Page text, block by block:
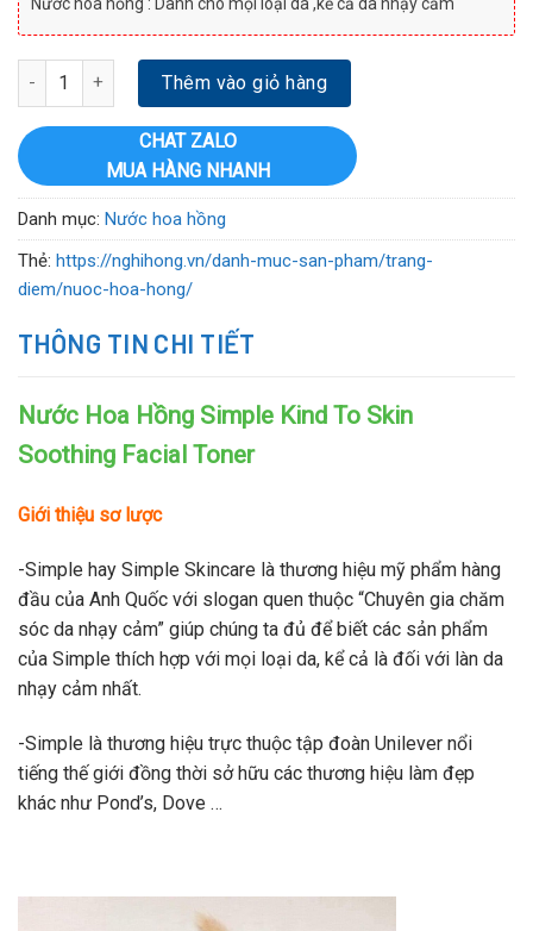
Nước Hoa Hồng Simple Kind To Skin Soothing Facial Toner 200ml
Thêm vào giỏ hàng
CHAT ZALO
MUA HÀNG NHANH
Danh mục: Nước hoa hồng
Thẻ: https://nghihong.vn/danh-muc-san-pham/trang-
diem/nuoc-hoa-hong/
THÔNG TIN CHI TIẾT
Nước Hoa Hồng Simple Kind To Skin
Soothing Facial Toner
Giới thiệu sơ lược
-Simple hay Simple Skincare là thương hiệu mỹ phẩm hàng
đầu của Anh Quốc với slogan quen thuộc “Chuyên gia chăm
sóc da nhạy cảm” giúp chúng ta đủ để biết các sản phẩm
của Simple thích hợp với mọi loại da, kể cả là đối với làn da
nhạy cảm nhất.
-Simple là thương hiệu trực thuộc tập đoàn Unilever nổi
tiếng thế giới đồng thời sở hữu các thương hiệu làm đẹp
khác như Pond’s, Dove …